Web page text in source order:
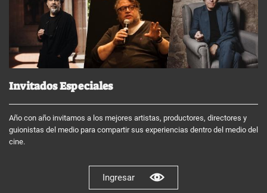
Invitados Especiales
Año con año invitamos a los mejores artistas, productores, directores y
guionistas del medio para compartir sus experiencias dentro del medio del
cine.
Ingresar